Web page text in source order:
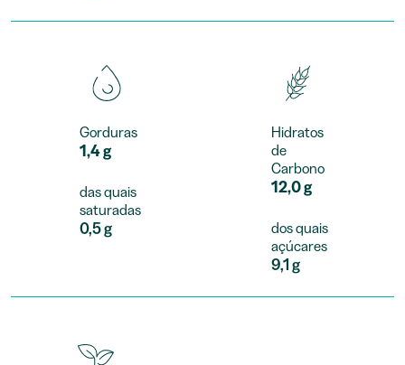
Gorduras
1,4 g
das quais
saturadas
0,5 g
Hidratos
de
Carbono
12,0 g
dos quais
açúcares
9,1 g